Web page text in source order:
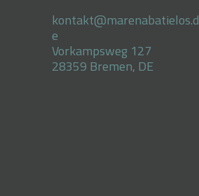
kontakt@marenabatielos.d
e
Vorkampsweg 127
28359 Bremen, DE